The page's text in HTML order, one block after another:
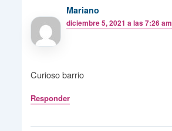
Mariano
diciembre 5, 2021 a las 7:26 am
Curioso barrio
Responder